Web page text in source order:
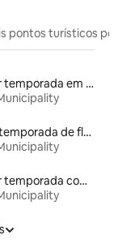
pontos turísticos
Aluguéis por temporada em albergue
Aluguel por temporada de flats
Aluguéis por temporada com sauna